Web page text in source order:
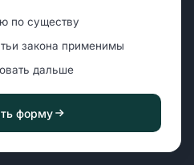
по существу
закона применимы
дальше
форму